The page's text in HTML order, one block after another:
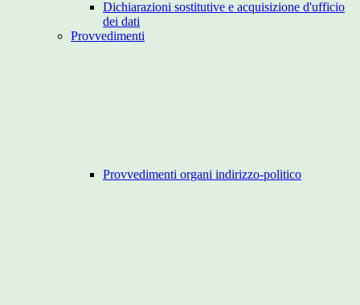
Dichiarazioni sostitutive e acquisizione d'ufficio
dei dati
Provvedimenti
Provvedimenti organi indirizzo-politico